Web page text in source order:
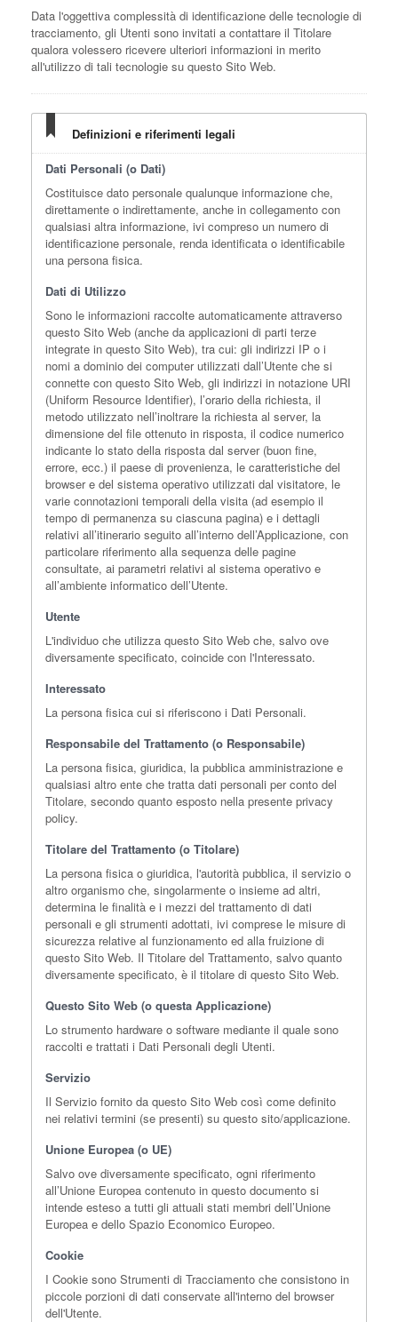
Data l'oggettiva complessità di identificazione delle tecnologie di
tracciamento, gli Utenti sono invitati a contattare il Titolare
qualora volessero ricevere ulteriori informazioni in merito
all'utilizzo di tali tecnologie su questo Sito Web.
Definizioni e riferimenti legali
Dati Personali (o Dati)
Costituisce dato personale qualunque informazione che,
direttamente o indirettamente, anche in collegamento con
qualsiasi altra informazione, ivi compreso un numero di
identificazione personale, renda identificata o identificabile
una persona fisica.
Dati di Utilizzo
Sono le informazioni raccolte automaticamente attraverso
questo Sito Web (anche da applicazioni di parti terze
integrate in questo Sito Web), tra cui: gli indirizzi IP o i
nomi a dominio dei computer utilizzati dall’Utente che si
connette con questo Sito Web, gli indirizzi in notazione URI
(Uniform Resource Identifier), l’orario della richiesta, il
metodo utilizzato nell’inoltrare la richiesta al server, la
dimensione del file ottenuto in risposta, il codice numerico
indicante lo stato della risposta dal server (buon fine,
errore, ecc.) il paese di provenienza, le caratteristiche del
browser e del sistema operativo utilizzati dal visitatore, le
varie connotazioni temporali della visita (ad esempio il
tempo di permanenza su ciascuna pagina) e i dettagli
relativi all’itinerario seguito all’interno dell’Applicazione, con
particolare riferimento alla sequenza delle pagine
consultate, ai parametri relativi al sistema operativo e
all’ambiente informatico dell’Utente.
Utente
L'individuo che utilizza questo Sito Web che, salvo ove
diversamente specificato, coincide con l'Interessato.
Interessato
La persona fisica cui si riferiscono i Dati Personali.
Responsabile del Trattamento (o Responsabile)
La persona fisica, giuridica, la pubblica amministrazione e
qualsiasi altro ente che tratta dati personali per conto del
Titolare, secondo quanto esposto nella presente privacy
policy.
Titolare del Trattamento (o Titolare)
La persona fisica o giuridica, l'autorità pubblica, il servizio o
altro organismo che, singolarmente o insieme ad altri,
determina le finalità e i mezzi del trattamento di dati
personali e gli strumenti adottati, ivi comprese le misure di
sicurezza relative al funzionamento ed alla fruizione di
questo Sito Web. Il Titolare del Trattamento, salvo quanto
diversamente specificato, è il titolare di questo Sito Web.
Questo Sito Web (o questa Applicazione)
Lo strumento hardware o software mediante il quale sono
raccolti e trattati i Dati Personali degli Utenti.
Servizio
Il Servizio fornito da questo Sito Web così come definito
nei relativi termini (se presenti) su questo sito/applicazione.
Unione Europea (o UE)
Salvo ove diversamente specificato, ogni riferimento
all’Unione Europea contenuto in questo documento si
intende esteso a tutti gli attuali stati membri dell’Unione
Europea e dello Spazio Economico Europeo.
Cookie
I Cookie sono Strumenti di Tracciamento che consistono in
piccole porzioni di dati conservate all'interno del browser
dell'Utente.